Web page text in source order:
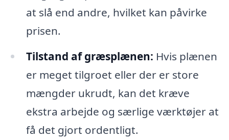
at slå end andre, hvilket kan påvirke
prisen.
Tilstand af græsplænen: Hvis plænen
er meget tilgroet eller der er store
mængder ukrudt, kan det kræve
ekstra arbejde og særlige værktøjer at
få det gjort ordentligt.